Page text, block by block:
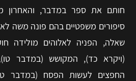
חותם את ספר במדבר, והאחרון
סיפורים משפטיים בהם פונה משה
שאלה, הפניה לאלוהים מולידה
(ויקרא כד), המקושש (במדבר
החפצים לעשות הפסח (במדבר